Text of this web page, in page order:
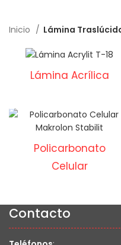
Inicio Lámina
Lámina Acrílica
Policarbonato
Celular
Contacto